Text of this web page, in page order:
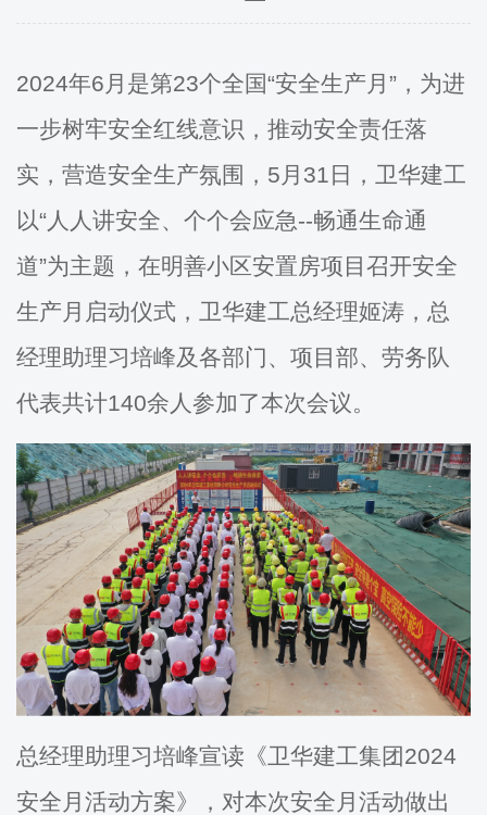
2024年6月是第23个全国“安全生产月”，为进
一步树牢安全红线意识，推动安全责任落
实，营造安全生产氛围，5月31日，卫华建工
以“人人讲安全、个个会应急--畅通生命通
道”为主题，在明善小区安置房项目召开安全
生产月启动仪式，卫华建工总经理姬涛，总
经理助理习培峰及各部门、项目部、劳务队
代表共计140余人参加了本次会议。
总经理助理习培峰宣读《卫华建工集团 2024
安全月活动方案》，对本次安全月活动做出